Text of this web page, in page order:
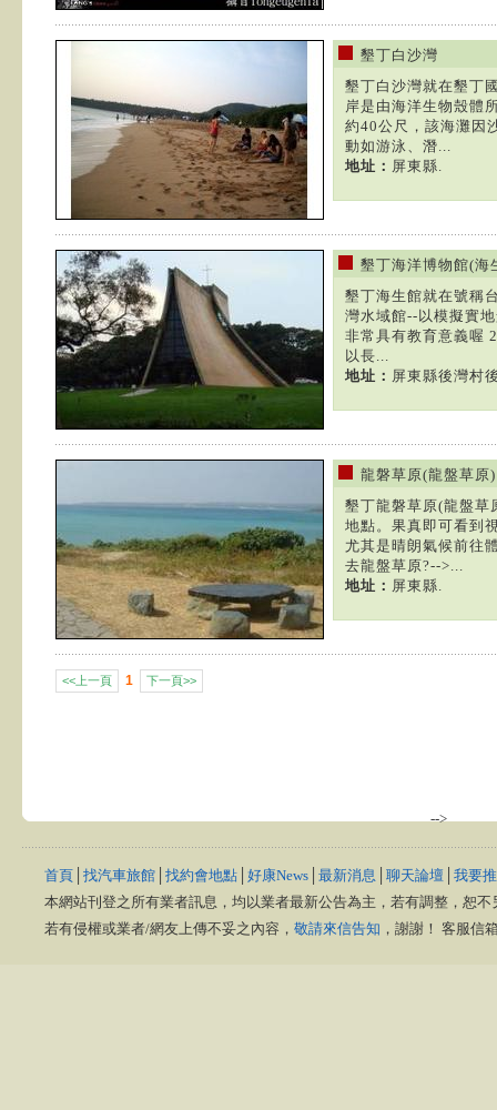
墾丁白沙灣
墾丁白沙灣就在墾丁
岸是由海洋生物殼體
約40公尺，該海灘因
動如游泳、潛...
地址： 屏東縣.
墾丁海洋博物館(海
墾丁海生館就在號稱
灣水域館--以模擬實
非常具有教育意義喔
以長...
地址： 屏東縣後灣村
龍磐草原(龍盤草原)
墾丁龍磐草原(龍盤草
地點。果真即可看到
尤其是晴朗氣候前往
去龍盤草原?-->...
地址： 屏東縣.
<<上一頁 1 下一頁>>
-->
首頁 找汽車旅館 找約會地點 好康News 最新消息 聊天論壇 我要
本網站刊登之所有業者訊息，均以業者最新公告為主，若有調整，恕
若有侵權或業者/網友上傳不妥之內容， 敬請來信告知 ，謝謝！ 客服信